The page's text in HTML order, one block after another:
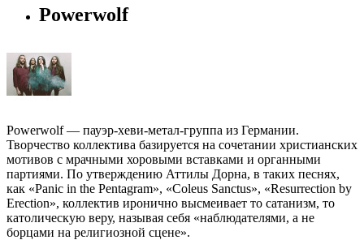
Powerwolf
Powerwolf — пауэр-хеви-метал-группа из Германии.
Творчество коллектива базируется на сочетании христианских
мотивов с мрачными хоровыми вставками и органными
партиями. По утверждению Аттилы Дорна, в таких песнях,
как «Panic in the Pentagram», «Coleus Sanctus», «Resurrection by
Erection», коллектив иронично высмеивает то сатанизм, то
католическую веру, называя себя «наблюдателями, а не
борцами на религиозной сцене».